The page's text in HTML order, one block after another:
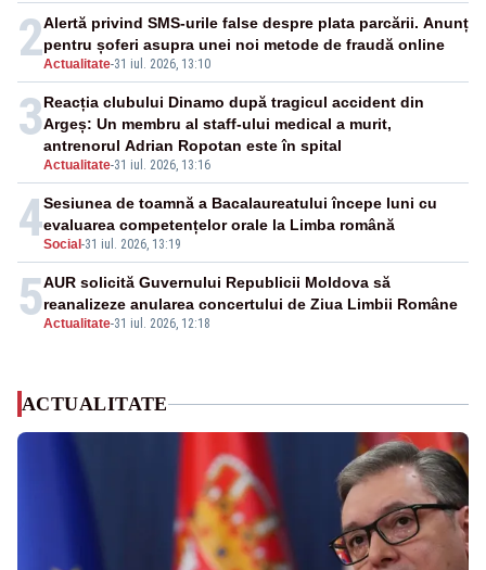
2Actualitate-31 iul. 2026, 13:10
Alertă privind SMS-urile false despre plata parcării. Anunț
pentru șoferi asupra unei noi metode de fraudă online
3
Actualitate-31 iul. 2026, 13:16
Reacția clubului Dinamo după tragicul accident din
Argeș: Un membru al staff-ului medical a murit,
antrenorul Adrian Ropotan este în spital
4Social -31 iul. 2026, 13:19
Sesiunea de toamnă a Bacalaureatului începe luni cu
evaluarea competențelor orale la Limba română
5Actualitate-31 iul. 2026, 12:18
AUR solicită Guvernului Republicii Moldova să
reanalizeze anularea concertului de Ziua Limbii Române
ACTUALITATE